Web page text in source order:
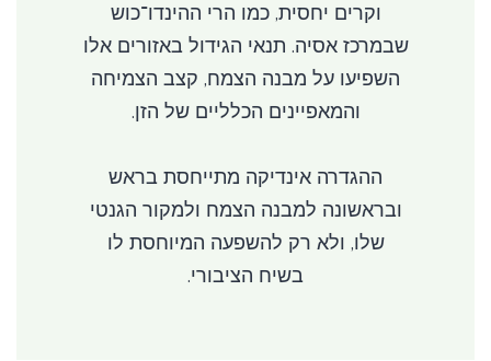
וקרים יחסית, כמו הרי ההינדו־כוש
שבמרכז אסיה. תנאי הגידול באזורים אלו
השפיעו על מבנה הצמח, קצב הצמיחה
והמאפיינים הכלליים של הזן.
ההגדרה אינדיקה מתייחסת בראש
ובראשונה למבנה הצמח ולמקור הגנטי
שלו, ולא רק להשפעה המיוחסת לו
בשיח הציבורי.